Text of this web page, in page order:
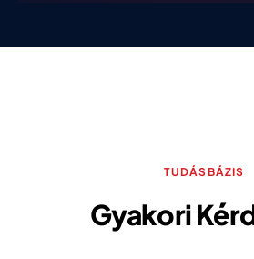
TUDÁSBÁZIS
Gyakori